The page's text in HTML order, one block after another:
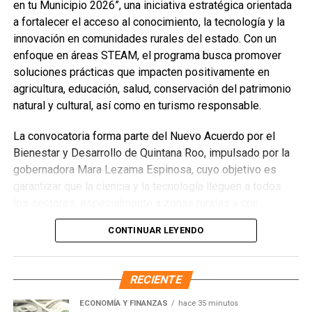
Unirme al canal de WhatsApp
en tu Municipio 2026”, una iniciativa estratégica orientada
a fortalecer el acceso al conocimiento, la tecnología y la
innovación en comunidades rurales del estado. Con un
enfoque en áreas STEAM, el programa busca promover
soluciones prácticas que impacten positivamente en
agricultura, educación, salud, conservación del patrimonio
natural y cultural, así como en turismo responsable.
La convocatoria forma parte del Nuevo Acuerdo por el
Bienestar y Desarrollo de Quintana Roo, impulsado por la
gobernadora Mara Lezama Espinosa, cuyo objetivo es
garantizar que la ciencia y la tecnología lleguen a todos
población indígena. Este esfuerzo pretende reducir
brechas de desigualdad y fomentar un desarrollo integral
con justicia social.
Podrán participar instituciones de educación superior,
centros públicos, dependencias gubernamentales,
CONTINUAR LEYENDO
RECIENTE
ECONOMÍA Y FINANZAS hace 35 minutos